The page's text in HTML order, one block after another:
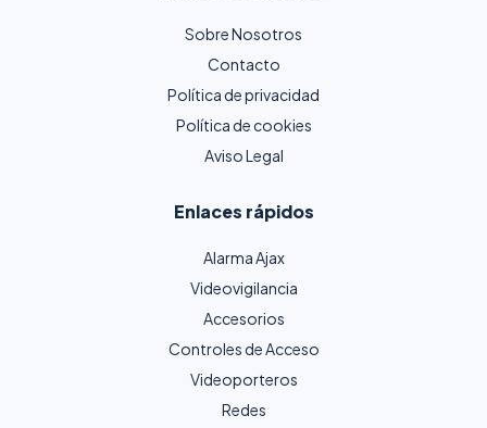
Sobre Nosotros
Contacto
Política de privacidad
Política de cookies
Aviso Legal
Enlaces rápidos
Alarma Ajax
Videovigilancia
Accesorios
Controles de Acceso
Videoporteros
Redes